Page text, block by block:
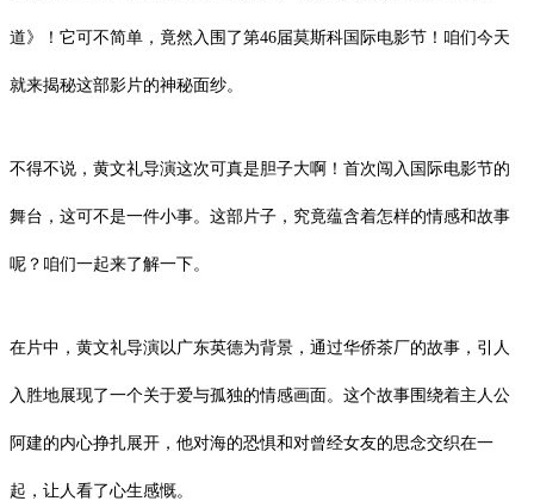
道》！它可不简单，竟然入围了第46届莫斯科国际电影节！咱们今天
就来揭秘这部影片的神秘面纱。
不得不说，黄文礼导演这次可真是胆子大啊！首次闯入国际电影节的
舞台，这可不是一件小事。这部片子，究竟蕴含着怎样的情感和故事
呢？咱们一起来了解一下。
在片中，黄文礼导演以广东英德为背景，通过华侨茶厂的故事，引人
入胜地展现了一个关于爱与孤独的情感画面。这个故事围绕着主人公
阿建的内心挣扎展开，他对海的恐惧和对曾经女友的思念交织在一
起，让人看了心生感慨。